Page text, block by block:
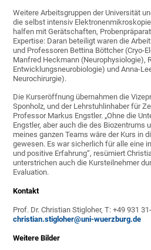
Weitere Arbeitsgruppen der Universität
die selbst intensiv
halfen mit Gerätschaften,
Expertise: Daran beteiligt waren die
und Professoren Bettina Böttcher (Cryo-
Manfred Heckmann (Neurophysiologie),
Entwicklungsneurobiologie) und Anna-
Neurochirurgie).
Die Kurseröffnung übernahmen die
Sponholz, und der Lehrstuhlinhaber für
Professor Markus Engstler. „Ohne die
Engstler, aber auch die des Biozentrums
meines ganzen Teams wäre der Kurs in
gewesen. Es war sicherlich für alle eine
und positive Erfahrung“, resümiert
unterstrichen auch die Kursteilnehmer
Evaluation.
Kontakt
Prof. Dr. Christian Stigloher, T: +49 931
christian.stigloher@uni-wuerzburg.de
Weitere Bilder